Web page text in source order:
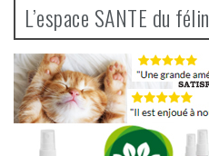
L’espace SANTE du félin